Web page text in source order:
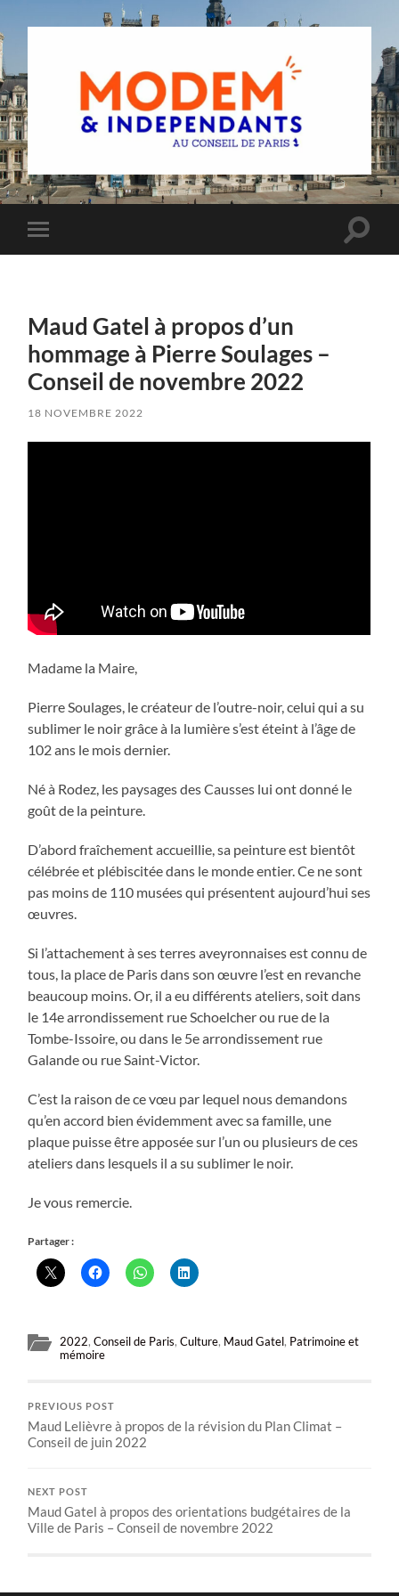
Groupe
MoDem
et
de
Toggle
mobile
Toggle
Maud Gatel à propos d’un
hommage à Pierre Soulages –
Conseil de novembre 2022
18 NOVEMBRE 2022
Madame la Maire,
Pierre Soulages, le créateur de l’outre-noir, celui qui a su
sublimer le noir grâce à la lumière s’est éteint à l’âge de
102 ans le mois dernier.
Né à Rodez, les paysages des Causses lui ont donné le
goût de la peinture.
D’abord fraîchement accueillie, sa peinture est bientôt
célébrée et plébiscitée dans le monde entier. Ce ne sont
pas moins de 110 musées qui présentent aujourd’hui ses
œuvres.
Si l’attachement à ses terres aveyronnaises est connu de
tous, la place de Paris dans son œuvre l’est en revanche
beaucoup moins. Or, il a eu différents ateliers, soit dans
le 14e arrondissement rue Schoelcher ou rue de la
Tombe-Issoire, ou dans le 5e arrondissement rue
Galande ou rue Saint-Victor.
C’est la raison de ce vœu par lequel nous demandons
qu’en accord bien évidemment avec sa famille, une
plaque puisse être apposée sur l’un ou plusieurs de ces
ateliers dans lesquels il a su sublimer le noir.
Je vous remercie.
Partager :
2022,Conseil de Paris,Culture, Maud Gatel, Patrimoine et
mémoire
PREVIOUS POST
Maud Lelièvre à propos de la révision du Plan Climat –
Conseil de juin 2022
NEXT POST
Maud Gatel à propos des orientations budgétaires de la
Ville de Paris – Conseil de novembre 2022